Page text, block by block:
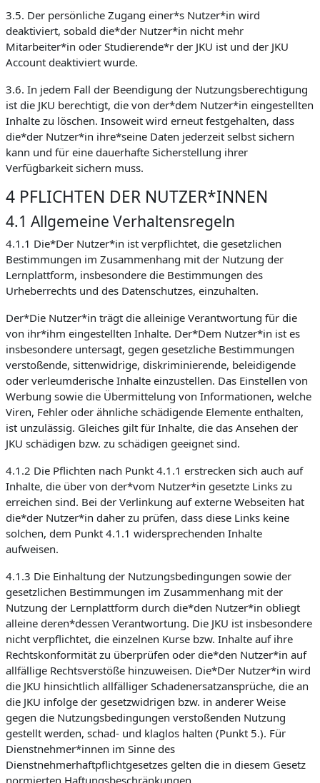
3.5. Der persönliche Zugang einer*s Nutzer*in wird
deaktiviert, sobald die*der Nutzer*in nicht mehr
Mitarbeiter*in oder Studierende*r der JKU ist und der JKU
Account deaktiviert wurde.
3.6. In jedem Fall der Beendigung der Nutzungsberechtigung
ist die JKU berechtigt, die von der*dem Nutzer*in eingestellten
Inhalte zu löschen. Insoweit wird erneut festgehalten, dass
die*der Nutzer*in ihre*seine Daten jederzeit selbst sichern
kann und für eine dauerhafte Sicherstellung ihrer
Verfügbarkeit sichern muss.
4 PFLICHTEN DER NUTZER*INNEN
4.1 Allgemeine Verhaltensregeln
4.1.1 Die*Der Nutzer*in ist verpflichtet, die gesetzlichen
Bestimmungen im Zusammenhang mit der Nutzung der
Lernplattform, insbesondere die Bestimmungen des
Urheberrechts und des Datenschutzes, einzuhalten.
Der*Die Nutzer*in trägt die alleinige Verantwortung für die
von ihr*ihm eingestellten Inhalte. Der*Dem Nutzer*in ist es
insbesondere untersagt, gegen gesetzliche Bestimmungen
verstoßende, sittenwidrige, diskriminierende, beleidigende
oder verleumderische Inhalte einzustellen. Das Einstellen von
Werbung sowie die Übermittelung von Informationen, welche
Viren, Fehler oder ähnliche schädigende Elemente enthalten,
ist unzulässig. Gleiches gilt für Inhalte, die das Ansehen der
JKU schädigen bzw. zu schädigen geeignet sind.
4.1.2 Die Pflichten nach Punkt 4.1.1 erstrecken sich auch auf
Inhalte, die über von der*vom Nutzer*in gesetzte Links zu
erreichen sind. Bei der Verlinkung auf externe Webseiten hat
die*der Nutzer*in daher zu prüfen, dass diese Links keine
solchen, dem Punkt 4.1.1 widersprechenden Inhalte
aufweisen.
4.1.3 Die Einhaltung der Nutzungsbedingungen sowie der
gesetzlichen Bestimmungen im Zusammenhang mit der
Nutzung der Lernplattform durch die*den Nutzer*in obliegt
alleine deren*dessen Verantwortung. Die JKU ist insbesondere
nicht verpflichtet, die einzelnen Kurse bzw. Inhalte auf ihre
Rechtskonformität zu überprüfen oder die*den Nutzer*in auf
allfällige Rechtsverstöße hinzuweisen. Die*Der Nutzer*in wird
die JKU hinsichtlich allfälliger Schadenersatzansprüche, die an
die JKU infolge der gesetzwidrigen bzw. in anderer Weise
gegen die Nutzungsbedingungen verstoßenden Nutzung
gestellt werden, schad- und klaglos halten (Punkt 5.). Für
Dienstnehmer*innen im Sinne des
Dienstnehmerhaftpflichtgesetzes gelten die in diesem Gesetz
normierten Haftungsbeschränkungen.